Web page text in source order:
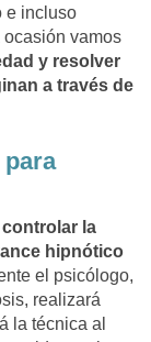
e incluso
vamos
y resolver
a través de
la
hipnótico
el psicólogo,
realizará
la técnica al